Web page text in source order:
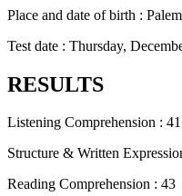
Place and date of birth :
Test date : Thursday,
RESULTS
Listening Comprehension : 41
Structure & Written
Reading Comprehension : 43